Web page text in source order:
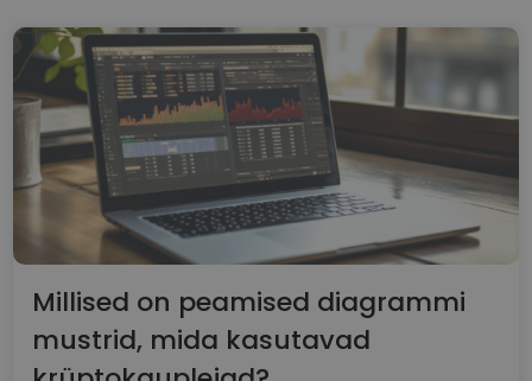
Millised on peamised diagrammi
mustrid, mida kasutavad